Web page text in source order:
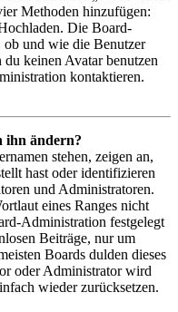
Methoden hinzufügen:
Die Board-
und wie die Benutzer
keinen Avatar benutzen
kontaktieren.
ihn ändern?
stehen, zeigen an,
hast oder identifizieren
und Administratoren.
eines Ranges nicht
Administration festgelegt
Beiträge, nur um
Boards dulden dieses
oder Administrator wird
wieder zurücksetzen.